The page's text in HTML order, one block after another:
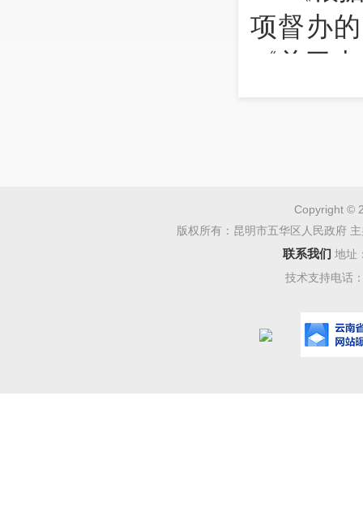
项督办
《关于
区交通
议》诉
局将《
位予以
（二
Copyright ©
版权所有：昆明市五华区人民政府
联系我们 地址
技术支持电话